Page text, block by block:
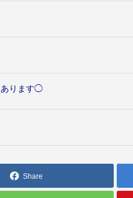
あります◯
Share